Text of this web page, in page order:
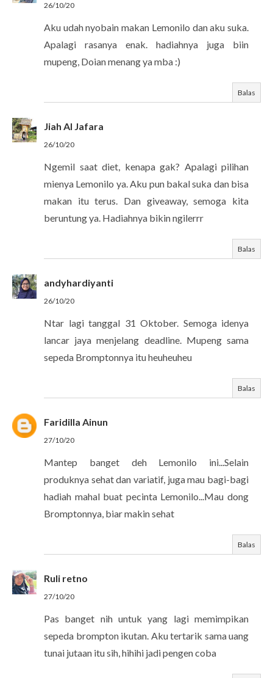
26/10/20
Aku udah nyobain makan Lemonilo dan aku suka.
Apalagi rasanya enak. hadiahnya juga biin
mupeng, Doian menang ya mba :)
Balas
Jiah Al Jafara
26/10/20
Ngemil saat diet, kenapa gak? Apalagi pilihan
mienya Lemonilo ya. Aku pun bakal suka dan bisa
makan itu terus. Dan giveaway, semoga kita
beruntung ya. Hadiahnya bikin ngilerrr
Balas
andyhardiyanti
26/10/20
Ntar lagi tanggal 31 Oktober. Semoga idenya
lancar jaya menjelang deadline. Mupeng sama
sepeda Bromptonnya itu heuheuheu
Balas
Faridilla Ainun
27/10/20
Mantep banget deh Lemonilo ini...Selain
produknya sehat dan variatif, juga mau bagi-bagi
hadiah mahal buat pecinta Lemonilo...Mau dong
Bromptonnya, biar makin sehat
Balas
Ruli retno
27/10/20
Pas banget nih untuk yang lagi memimpikan
sepeda brompton ikutan. Aku tertarik sama uang
tunai jutaan itu sih, hihihi jadi pengen coba